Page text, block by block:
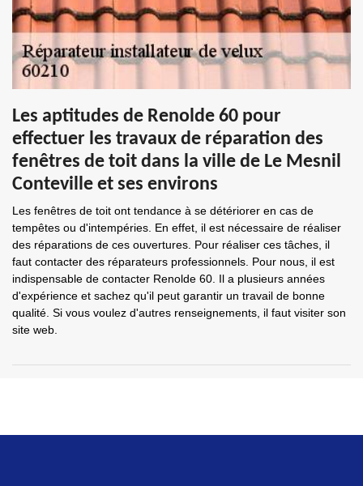
Les aptitudes de Renolde 60 pour
effectuer les travaux de réparation des
fenêtres de toit dans la ville de Le Mesnil
Conteville et ses environs
Les fenêtres de toit ont tendance à se détériorer en cas de
tempêtes ou d'intempéries. En effet, il est nécessaire de réaliser
des réparations de ces ouvertures. Pour réaliser ces tâches, il
faut contacter des réparateurs professionnels. Pour nous, il est
indispensable de contacter Renolde 60. Il a plusieurs années
d'expérience et sachez qu'il peut garantir un travail de bonne
qualité. Si vous voulez d'autres renseignements, il faut visiter son
site web.